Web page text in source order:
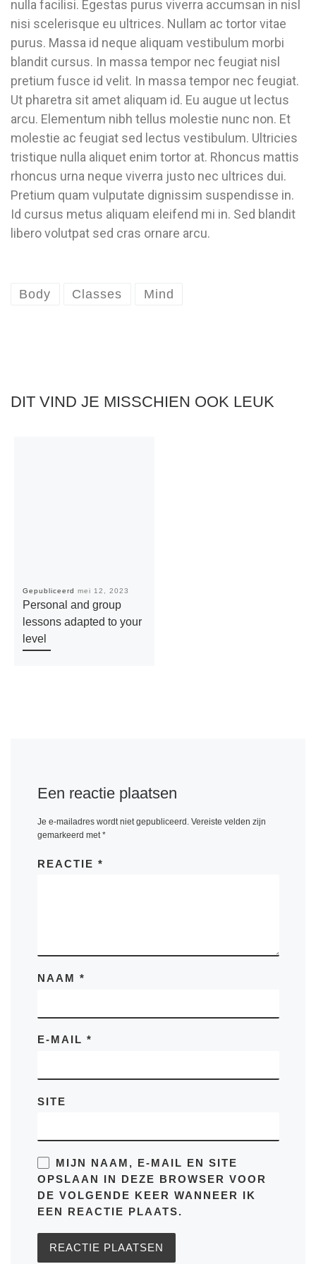
nulla facilisi. Egestas purus viverra accumsan in nisl
nisi scelerisque eu ultrices. Nullam ac tortor vitae
purus. Massa id neque aliquam vestibulum morbi
blandit cursus. In massa tempor nec feugiat nisl
pretium fusce id velit. In massa tempor nec feugiat.
Ut pharetra sit amet aliquam id. Eu augue ut lectus
arcu. Elementum nibh tellus molestie nunc non. Et
molestie ac feugiat sed lectus vestibulum. Ultricies
tristique nulla aliquet enim tortor at. Rhoncus mattis
rhoncus urna neque viverra justo nec ultrices dui.
Pretium quam vulputate dignissim suspendisse in.
Id cursus metus aliquam eleifend mi in. Sed blandit
libero volutpat sed cras ornare arcu.
Body Classes Mind
DIT VIND JE MISSCHIEN OOK LEUK
Gepubliceerd mei 12, 2023
Personal and group
lessons adapted to your
level
Een reactie plaatsen
Je e-mailadres wordt niet gepubliceerd. Vereiste velden zijn
gemarkeerd met*
REACTIE *
NAAM *
E-MAIL *
SITE
MIJN NAAM, E-MAIL EN SITE
OPSLAAN IN DEZE BROWSER VOOR
DE VOLGENDE KEER WANNEER IK
EEN REACTIE PLAATS.